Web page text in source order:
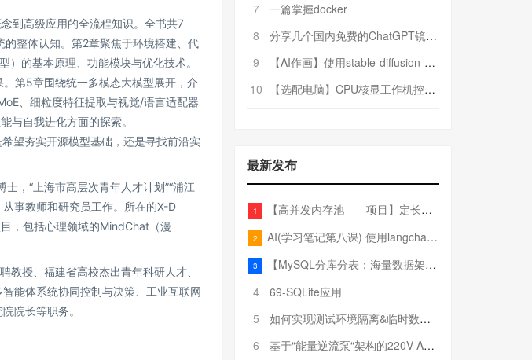
到高级应用的全流程知识。全书共7
整体认知。第2章聚焦于环境搭建、代
的基本原理、功能模块与优化技术。
第5章围绕统一多模态大模型展开，介
、细粒度特征提取与视觉/语言适配器
与自我进化方面的探索。
望夯实开源模型基础，还是寻找前沿实
，“上海市高层次青年人才计划”“浦江
事教师和研究员工作。所在的X-D
，包括心理领域的MindChat（漫
教授、福建省高校杰出青年科研人才、
能体系统协同控制与决策、工业互联网
院长等职务。
7
一篇掌握docker
8
分享几个国内免费的ChatGPT镜像网址(亲测有效-4月25日更新)
9
【AI作画】使用stable-diffusion-webui搭建AI作画平台
10
【选配电脑】CPU核显工作机控制预算5000
最新发布
1 【高并发内存池——项目】定长内存池——开胃小菜
2 AI(学习笔记第八课) 使用langchain的embedding models
3
【MySQL分库分表：海量数据架构的终极解决方案】
4
69-SQLite应用
5
如何实现测试环境隔离&临时数据库（pytest+SQLite）
6
基于“能量逆流泵“架构的220V AC至20V DC 300W高效电源设计